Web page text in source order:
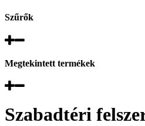
Szűrők
Megtekintett termékek
Szabadtéri